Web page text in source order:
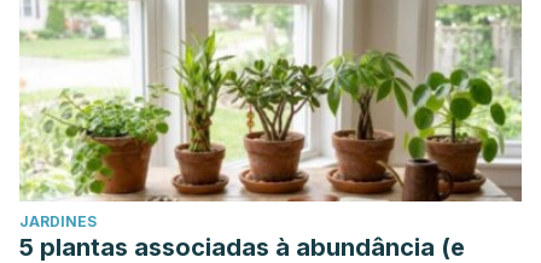
JARDINES
5 plantas associadas à abundância (e